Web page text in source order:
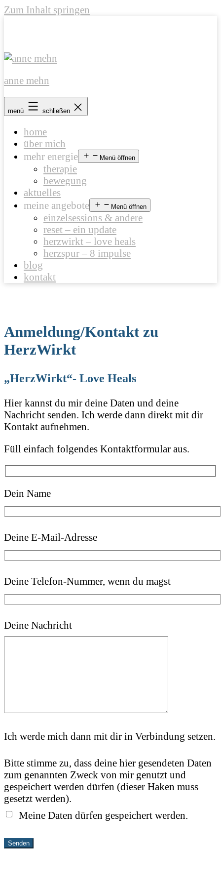
Zum Inhalt springen
anne mehn
menü schließen
home
über mich
mehr energie
Menü öffnen
therapie
bewegung
aktuelles
meine angebote
Menü öffnen
einzelsessions & andere
reset – ein update
herzwirkt – love heals
herzspur – 8 impulse
blog
kontakt
Anmeldung/Kontakt zu
HerzWirkt
„HerzWirkt“- Love Heals
Hier kannst du mir deine Daten und deine
Nachricht senden. Ich werde dann direkt mit dir
Kontakt aufnehmen.
Füll einfach folgendes Kontaktformular aus.
Dein Name
Deine E-Mail-Adresse
Deine Telefon-Nummer, wenn du magst
Deine Nachricht
Ich werde mich dann mit dir in Verbindung setzen.
Bitte stimme zu, dass deine hier gesendeten Daten
zum genannten Zweck von mir genutzt und
gespeichert werden dürfen (dieser Haken muss
gesetzt werden).
Meine Daten dürfen gespeichert werden.